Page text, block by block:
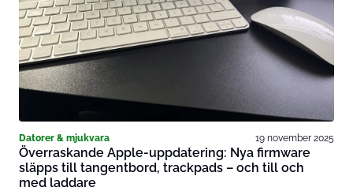
Datorer & mjukvara 19 november 2025
Överraskande Apple-uppdatering: Nya firmware
släpps till tangentbord, trackpads – och till och
med laddare